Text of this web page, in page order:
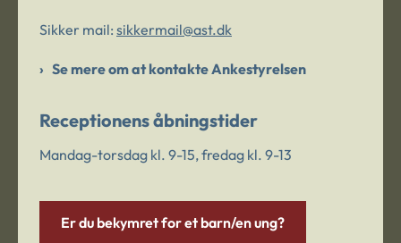
Sikker mail: sikkermail@ast.dk
Se mere om at kontakte Ankestyrelsen
Receptionens åbningstider
Mandag-torsdag kl. 9-15, fredag kl. 9-13
Er du bekymret for et barn/en ung?